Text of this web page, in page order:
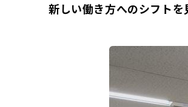
新しい働き方へのシフト